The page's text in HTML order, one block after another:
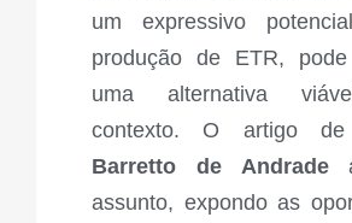
um expressivo
produção de ETR,
uma alternativa
contexto. O artigo
Barretto de Andrade
assunto, expondo as